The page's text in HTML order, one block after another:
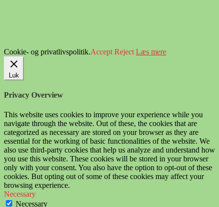
Cookie- og privatlivspolitik.Accept Reject Læs mere
Luk
Privacy Overview
This website uses cookies to improve your experience while you
navigate through the website. Out of these, the cookies that are
categorized as necessary are stored on your browser as they are
essential for the working of basic functionalities of the website. We
also use third-party cookies that help us analyze and understand how
you use this website. These cookies will be stored in your browser
only with your consent. You also have the option to opt-out of these
cookies. But opting out of some of these cookies may affect your
browsing experience.
Necessary
Necessary